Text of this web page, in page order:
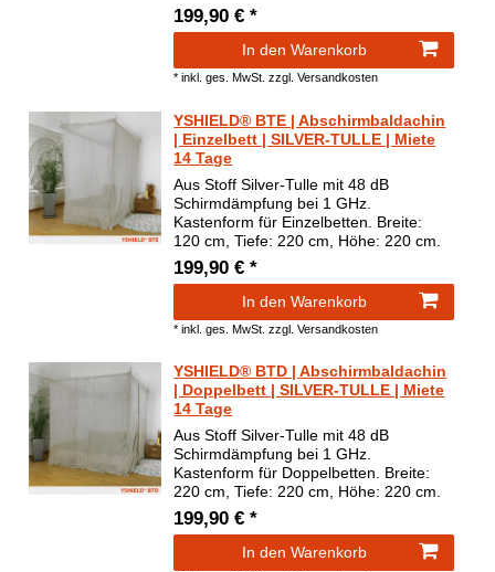
199,90 € *
In den Warenkorb
*inkl. ges. MwSt. zzgl.Versandkosten
YSHIELD® BTE | Abschirmbaldachin
| Einzelbett | SILVER-TULLE | Miete
14 Tage
Aus Stoff Silver-Tulle mit 48 dB
Schirmdämpfung bei 1 GHz.
Kastenform für Einzelbetten. Breite:
120 cm, Tiefe: 220 cm, Höhe: 220 cm.
199,90 € *
In den Warenkorb
*inkl. ges. MwSt. zzgl.Versandkosten
YSHIELD® BTD | Abschirmbaldachin
| Doppelbett | SILVER-TULLE | Miete
14 Tage
Aus Stoff Silver-Tulle mit 48 dB
Schirmdämpfung bei 1 GHz.
Kastenform für Doppelbetten. Breite:
220 cm, Tiefe: 220 cm, Höhe: 220 cm.
199,90 € *
In den Warenkorb